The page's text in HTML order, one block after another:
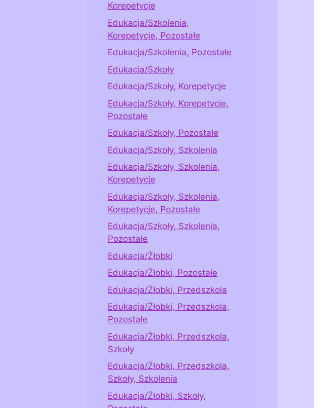
Korepetycje
Edukacja/Szkolenia,
Korepetycje, Pozostałe
Edukacja/Szkolenia, Pozostałe
Edukacja/Szkoły
Edukacja/Szkoły, Korepetycje
Edukacja/Szkoły, Korepetycje,
Pozostałe
Edukacja/Szkoły, Pozostałe
Edukacja/Szkoły, Szkolenia
Edukacja/Szkoły, Szkolenia,
Korepetycje
Edukacja/Szkoły, Szkolenia,
Korepetycje, Pozostałe
Edukacja/Szkoły, Szkolenia,
Pozostałe
Edukacja/Żłobki
Edukacja/Żłobki, Pozostałe
Edukacja/Żłobki, Przedszkola
Edukacja/Żłobki, Przedszkola,
Pozostałe
Edukacja/Żłobki, Przedszkola,
Szkoły
Edukacja/Żłobki, Przedszkola,
Szkoły, Szkolenia
Edukacja/Żłobki, Szkoły,